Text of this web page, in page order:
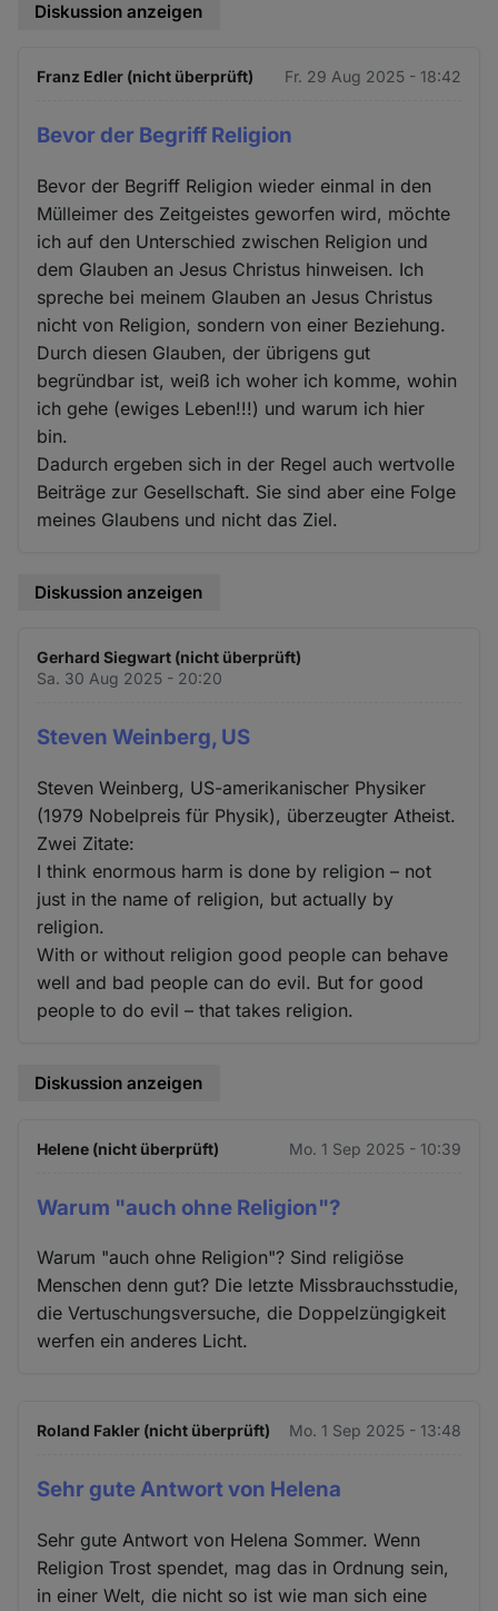
Diskussion anzeigen
Franz Edler (nicht überprüft) Fr. 29 Aug 2025 - 18:42
Bevor der Begriff Religion
Bevor der Begriff Religion wieder einmal in den
Mülleimer des Zeitgeistes geworfen wird, möchte
ich auf den Unterschied zwischen Religion und
dem Glauben an Jesus Christus hinweisen. Ich
spreche bei meinem Glauben an Jesus Christus
nicht von Religion, sondern von einer Beziehung.
Durch diesen Glauben, der übrigens gut
begründbar ist, weiß ich woher ich komme, wohin
ich gehe (ewiges Leben!!!) und warum ich hier
bin.
Dadurch ergeben sich in der Regel auch wertvolle
Beiträge zur Gesellschaft. Sie sind aber eine Folge
meines Glaubens und nicht das Ziel.
Diskussion anzeigen
Gerhard Siegwart (nicht überprüft)
Sa. 30 Aug 2025 - 20:20
Steven Weinberg, US
Steven Weinberg, US-amerikanischer Physiker
(1979 Nobelpreis für Physik), überzeugter Atheist.
Zwei Zitate:
I think enormous harm is done by religion – not
just in the name of religion, but actually by
religion.
With or without religion good people can behave
well and bad people can do evil. But for good
people to do evil – that takes religion.
Diskussion anzeigen
Helene (nicht überprüft) Mo. 1 Sep 2025 - 10:39
Warum "auch ohne Religion"?
Warum "auch ohne Religion"? Sind religiöse
Menschen denn gut? Die letzte Missbrauchsstudie,
die Vertuschungsversuche, die Doppelzüngigkeit
werfen ein anderes Licht.
Roland Fakler (nicht überprüft) Mo. 1 Sep 2025 - 13:48
Sehr gute Antwort von Helena
Sehr gute Antwort von Helena Sommer. Wenn
Religion Trost spendet, mag das in Ordnung sein,
in einer Welt, die nicht so ist wie man sich eine